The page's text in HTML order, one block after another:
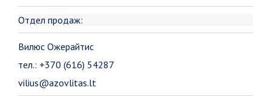
Отдел продаж:
Вилюс Ожерайтис
тел.: +370 (616) 54287
vilius@azovlitas.lt